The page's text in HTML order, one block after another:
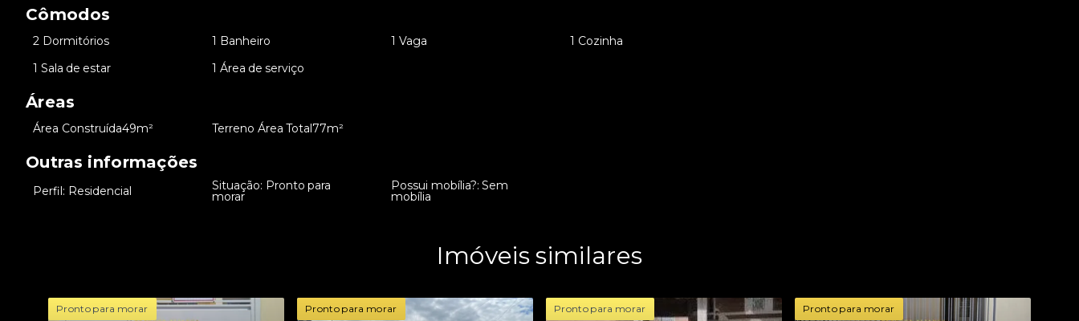
Cômodos
2 Dormitórios 1 Banheiro 1 Vaga
1 Cozinha
1 Sala de estar 1 Área de serviço
Áreas
Área Construída49m² Terreno Área Total77m²
Outras informações
Perfil: Residencial Situação: Pronto para
morar
Possui mobília?: Sem
mobília
Imóveis similares
Pronto para morar Pronto para morar Pronto para morar Pronto para morar